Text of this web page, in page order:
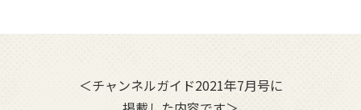
＜チャンネルガイド2021年7月号に